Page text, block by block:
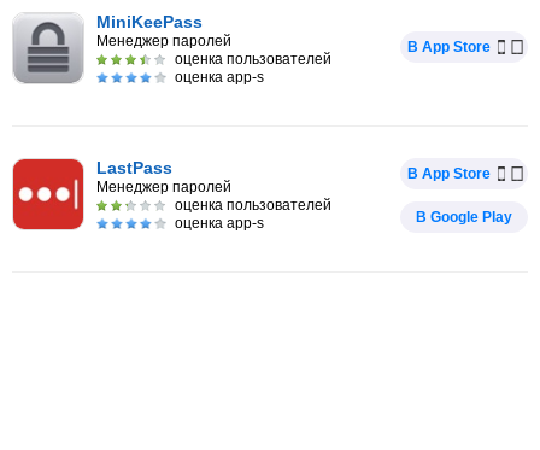
MiniKeePass
Менеджер паролей
оценка пользователей
оценка app-s
В App Store
LastPass
Менеджер паролей
оценка пользователей
оценка app-s
В App Store
В Google Play